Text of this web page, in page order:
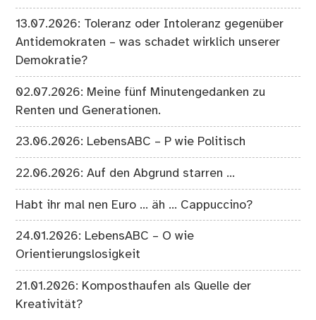
13.07.2026: Toleranz oder Intoleranz gegenüber
Antidemokraten – was schadet wirklich unserer
Demokratie?
02.07.2026: Meine fünf Minutengedanken zu
Renten und Generationen.
23.06.2026: LebensABC – P wie Politisch
22.06.2026: Auf den Abgrund starren …
Habt ihr mal nen Euro … äh … Cappuccino?
24.01.2026: LebensABC – O wie
Orientierungslosigkeit
21.01.2026: Komposthaufen als Quelle der
Kreativität?